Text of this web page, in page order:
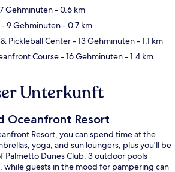
Gehminuten- 0.6 km
- 9 Gehminuten- 0.7 km
Pickleball Center- 13 Gehminuten- 1.1 km
Course- 16 Gehminuten- 1.4 km
Unterkunft
Oceanfront Resort
Resort, you can spend time at the
yoga, and sun loungers, plus you'll be
Palmetto Dunes Club. 3 outdoor pools
guests in the mood for pampering can